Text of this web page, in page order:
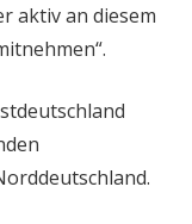
aktiv an diesem